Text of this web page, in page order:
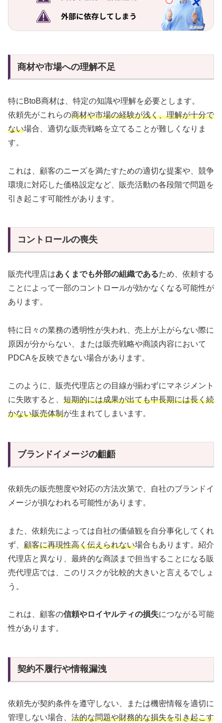
商材や市場への理解不足
特にBtoB商材は、特定の知識や理解を必要とします。
依頼先がこれらの商材や市場の経験が浅く、理解が十分で
ない場合、適切な販売戦略を立てることが難しくなりま
す。
これは、顧客のニーズを満たすための適切な提案や、競争
環境に対応した価格設定など、販売活動の各段階で問題を
引き起こす可能性があります。
コントロールの喪失
販売代理店はあくまでも外部の組織であるため、依頼する
ことによって一部のコントロールが効かなくなる可能性が
あります。
特に日々の業務の透明性が失われ、売上が上がらない際に
原因が分からない、または販売戦略や商談内容において
PDCAを反映できない場合があります。
このように、販売代理店との目線が揃わずにマネジメント
に失敗すると、 短期的には成果が出ても中長期には長く続
かない販売体制が生まれてしまいます。
ブランドイメージの齟齬
依頼先の販売態度や対応の方法次第で、自社のブランドイ
メージが損なわれる可能性があります。
また、依頼先によっては自社の価値観を自分事化してくれ
ず、 顧客に再現性高く伝えられない場合もあります。紹介
代理店と異なり、最終的な商談まで担当することになる販
売代理店では、このリスクが比較的大きいと言えるでしょ
う。
これは、顧客の信頼やロイヤルティの損失につながる可能
性があります。
契約不履行や情報漏洩
依頼先が契約条件を遵守しない、または機密情報を適切に
管理しない場合、 法的な問題や財務的な損失を引き起こす